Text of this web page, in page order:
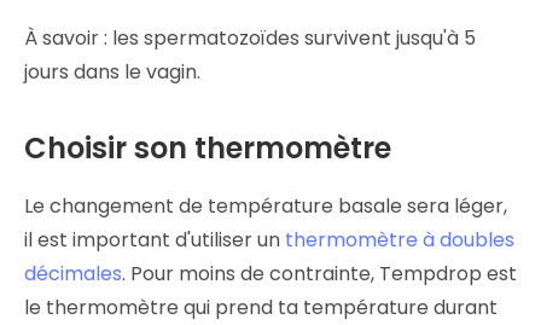
À savoir : les spermatozoïdes survivent jusqu'à 5
jours dans le vagin.
Choisir son thermomètre
Le changement de température basale sera léger,
il est important d'utiliser un thermomètre à doubles
décimales. Pour moins de contrainte, Tempdrop est
le thermomètre qui prend ta température durant